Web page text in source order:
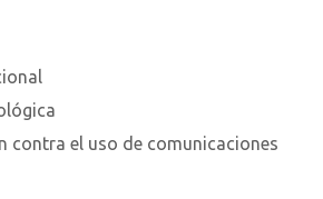
contra el uso de comunicaciones